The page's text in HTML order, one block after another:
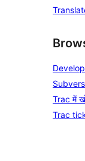
Trac में
Trac